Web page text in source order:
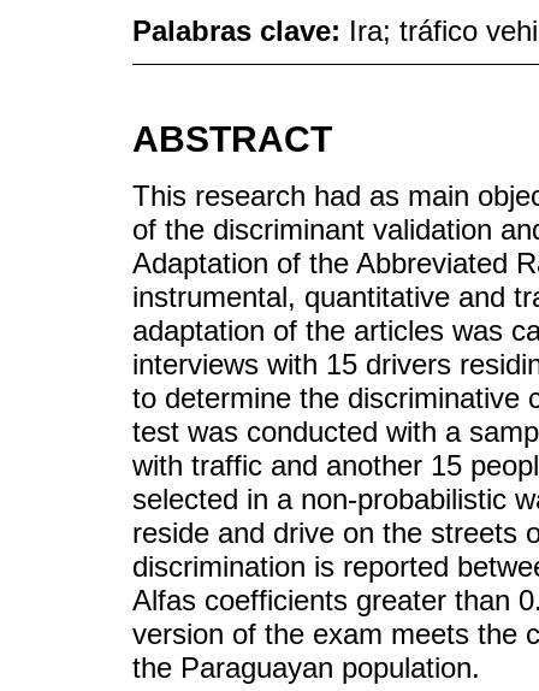
Palabras clave: Ira; tráfico
ABSTRACT
This research had as main
of the discriminant validation
Adaptation of the Abbreviated
instrumental, quantitative and
adaptation of the articles was
interviews with 15 drivers
to determine the discriminative
test was conducted with a
with traffic and another 15
selected in a non-probabilistic
reside and drive on the streets
discrimination is reported
Alfas coefficients greater than
version of the exam meets the
the Paraguayan population.